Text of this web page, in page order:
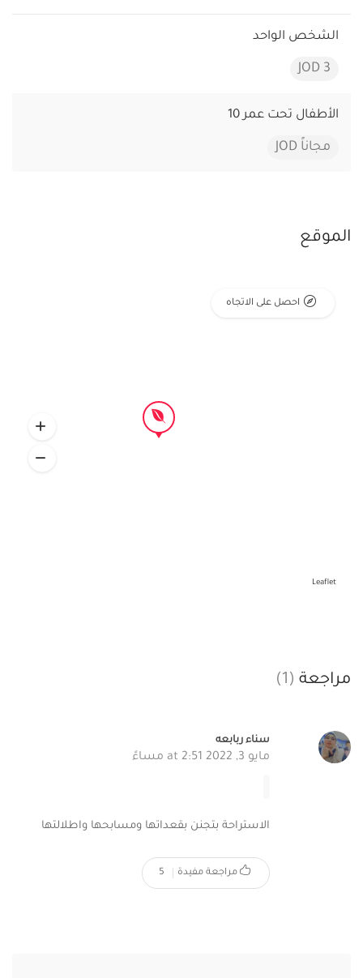
الشخص الواحد
3 JOD
الأطفال تحت عمر 10
مجاناً JOD
الموقع
Leaflet
احصل على الاتجاه
مراجعة (1)
سناء ربابعه
مايو 3, 2022 at 2:51 مساءً
الاستراحة بتجنن بقعداتها ومسابحها واطلالتها
مراجعة مفيدة 5